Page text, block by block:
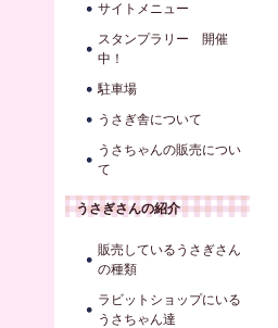
サイトメニュー
スタンプラリー 開催
中！
駐車場
うさぎ舎について
うさちゃんの販売につい
て
うさぎさんの紹介
販売しているうさぎさん
の種類
ラビットショップにいる
うさちゃん達